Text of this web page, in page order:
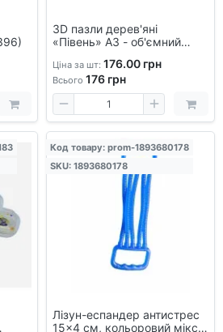
3D пазли дерев'яні
«Півень» А3 - об'ємний
декор, подарунок для
творчості
Ціна за шт: 176.00 грн
Всього 176 грн
Лізун-еспандер антистрес
15×4 см, кольоровий мікс,
Код товару: prom-1893680178
SKU: 1893680178